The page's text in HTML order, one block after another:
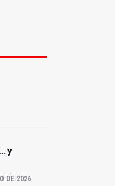
y
DE 2026